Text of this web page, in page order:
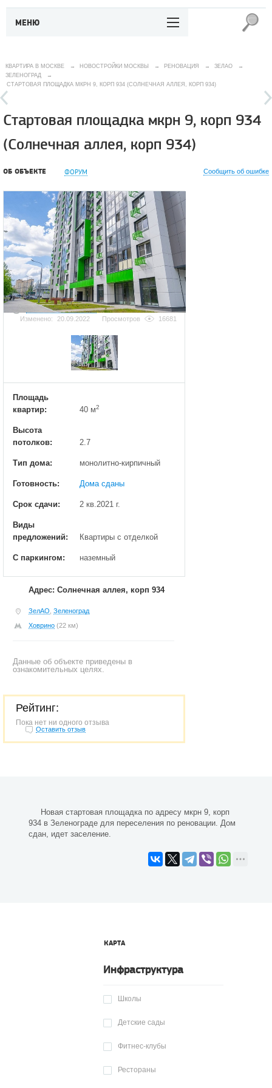
МЕНЮ
КВАРТИРА В МОСКВЕ → НОВОСТРОЙКИ МОСКВЫ → РЕНОВАЦИЯ → ЗЕЛАО
→
ЗЕЛЕНОГРАД
→
СТАРТОВАЯ ПЛОЩАДКА МКРН 9, КОРП 934 (СОЛНЕЧНАЯ АЛЛЕЯ, КОРП 934)
Стартовая площадка мкрн 9, корп 934
(Солнечная аллея, корп 934)
ОБ ОБЪЕКТЕ ФОРУМ Сообщить об ошибке
Добавить фотографию
Изменено:
20.09.2022 Просмотров 16681
Площадь
квартир:
40 м2
Высота
потолков:
2.7
Тип дома: монолитно-кирпичный
Готовность: Дома сданы
Срок сдачи: 2 кв.2021 г.
Виды
предложений:
Квартиры с отделкой
С паркингом: наземный
Адрес: Солнечная аллея, корп 934
ЗелАО Зеленоград
Ховрино (22 км)
Данные об объекте приведены в
ознакомительных целях.
Рейтинг:
Пока нет ни одного отзыва
Оставить отзыв
Новая стартовая площадка по адресу мкрн 9, корп
934 в Зеленограде для переселения по реновации. Дом
сдан, идет заселение.
КАРТА
Инфраструктура
Школы
Детские сады
Фитнес-клубы
Рестораны